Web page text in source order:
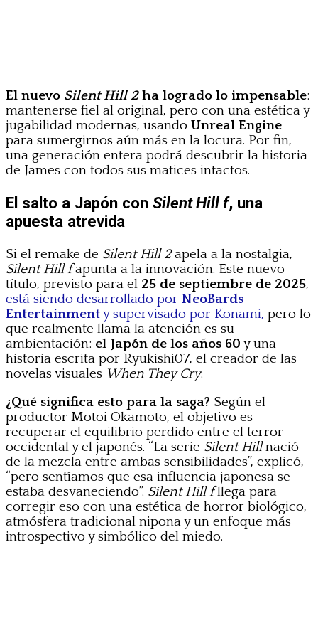
El nuevo Silent Hill 2ha logrado lo impensable:
mantenerse fiel al original, pero con una estética y
jugabilidad modernas, usando Unreal Engine
para sumergirnos aún más en la locura. Por fin,
una generación entera podrá descubrir la historia
de James con todos sus matices intactos.
El salto a Japón con Silent Hill f, una
apuesta atrevida
Si el remake de Silent Hill 2apela a la nostalgia,
Silent Hill fapunta a la innovación. Este nuevo
título, previsto para el 25 de septiembre de 2025,
está siendo desarrollado por NeoBards
Entertainmenty supervisado por Konami, pero lo
que realmente llama la atención es su
ambientación: el Japón de los años 60 y una
historia escrita por Ryukishi07, el creador de las
novelas visuales When They Cry.
¿Qué significa esto para la saga? Según el
productor Motoi Okamoto, el objetivo es
recuperar el equilibrio perdido entre el terror
occidental y el japonés. “La serie Silent Hillnació
de la mezcla entre ambas sensibilidades”, explicó,
“pero sentíamos que esa influencia japonesa se
estaba desvaneciendo”. Silent Hill fllega para
corregir eso con una estética de horror biológico,
atmósfera tradicional nipona y un enfoque más
introspectivo y simbólico del miedo.